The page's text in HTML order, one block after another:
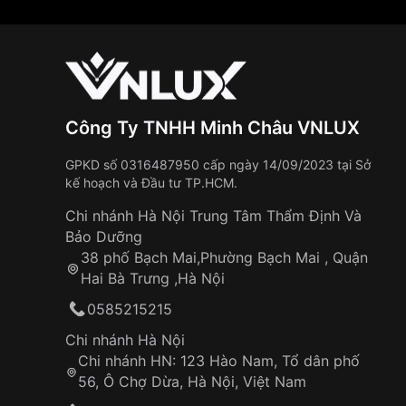
Công Ty TNHH Minh Châu VNLUX
GPKD số 0316487950 cấp ngày 14/09/2023 tại Sở
kế hoạch và Đầu tư TP.HCM.
Chi nhánh Hà Nội Trung Tâm Thẩm Định Và
Bảo Dưỡng
38 phố Bạch Mai,Phường Bạch Mai , Quận
Hai Bà Trưng ,Hà Nội
0585215215
Chi nhánh Hà Nội
Chi nhánh HN: 123 Hào Nam, Tổ dân phố
56, Ô Chợ Dừa, Hà Nội, Việt Nam